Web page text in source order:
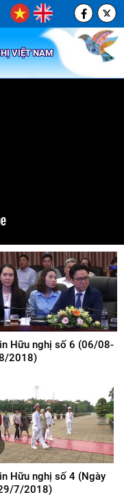
VIỆT NAM
Hữu nghị số 6 (06/08-
2018)
Hữu nghị số 4 (Ngày
7/2018)